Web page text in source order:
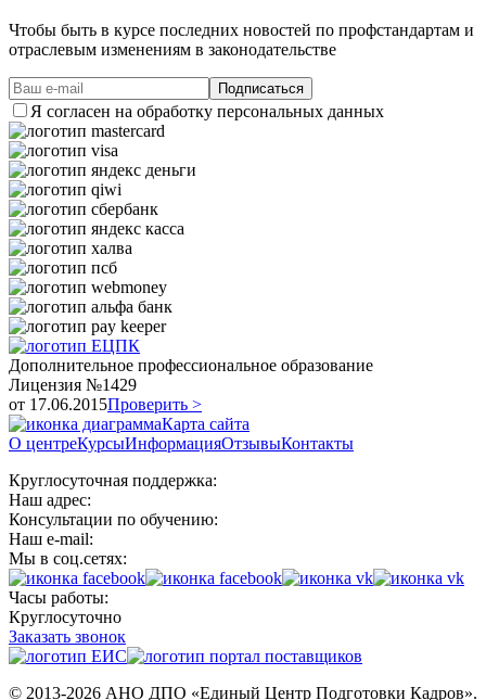
Чтобы быть в курсе последних новостей по профстандартам и
отраслевым изменениям в законодательстве
Я согласен на обработку персональных данных
Дополнительное профессиональное образование
Лицензия №1429
от 17.06.2015Проверить >
Карта сайта
О центреКурсыИнформацияОтзывыКонтакты
Круглосуточная поддержка:
Наш адрес:
Консультации по обучению:
Наш e-mail:
Мы в соц.сетях:
Часы работы:
Круглосуточно
Заказать звонок
© 2013-2026 АНО ДПО «Единый Центр Подготовки Кадров».